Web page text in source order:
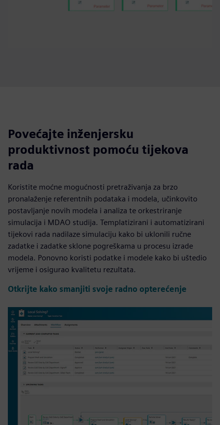
Povećajte inženjersku
produktivnost pomoću tijekova
rada
Koristite moćne mogućnosti pretraživanja za brzo
pronalaženje referentnih podataka i modela, učinkovito
postavljanje novih modela i analiza te orkestriranje
simulacija i MDAO studija. Templatizirani i automatizirani
tijekovi rada nadilaze simulaciju kako bi uklonili ručne
zadatke i zadatke sklone pogreškama u procesu izrade
modela. Ponovno koristi podatke i modele kako bi uštedio
vrijeme i osigurao kvalitetu rezultata.
Otkrijte kako smanjiti svoje radno opterećenje